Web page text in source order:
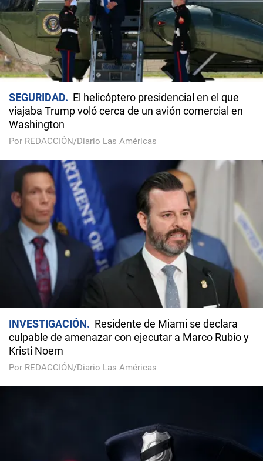
SEGURIDAD
El helicóptero presidencial en el que
viajaba Trump voló cerca de un avión comercial en
Washington
Por REDACCIÓN/Diario Las Américas
INVESTIGACIÓN
Residente de Miami se declara
culpable de amenazar con ejecutar a Marco Rubio y
Kristi Noem
Por REDACCIÓN/Diario Las Américas